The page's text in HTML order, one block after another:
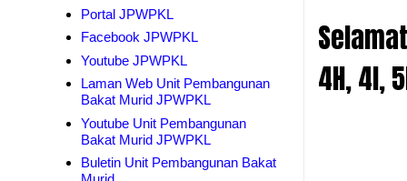
4H, 4I,
Portal JPWPKL
Facebook JPWPKL
Youtube JPWPKL
Laman Web Unit Pembangunan
Bakat Murid JPWPKL
Youtube Unit Pembangunan
Bakat Murid JPWPKL
Buletin Unit Pembangunan Bakat